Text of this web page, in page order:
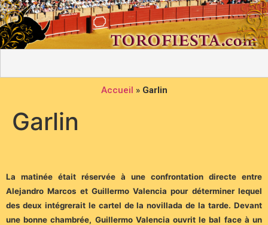
Accueil » Garlin
Garlin
La matinée était réservée à une confrontation directe entre
Alejandro Marcos et Guillermo Valencia pour déterminer lequel
des deux intégrerait le cartel de la novillada de la tarde. Devant
une bonne chambrée, Guillermo Valencia ouvrit le bal face à un